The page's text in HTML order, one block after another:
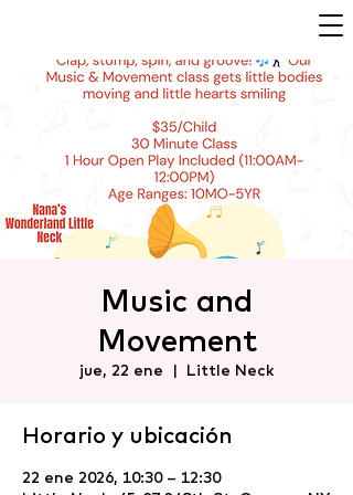
Music and
Movement
jue, 22 ene
  |
Little Neck
Horario y ubicación
22 ene 2026, 10:30 – 12:30